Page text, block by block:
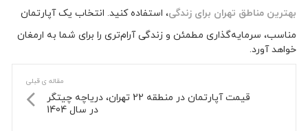
بهترین مناطق تهران برای زندگی، استفاده کنید. انتخاب یک آپارتمان
مناسب، سرمایه‌گذاری مطمئن و زندگی آرام‌تری را برای شما به ارمغان
خواهد آورد.
مقاله ی قبلی
قیمت آپارتمان در منطقه 22 تهران، دریاچه چیتگر
در سال 1404